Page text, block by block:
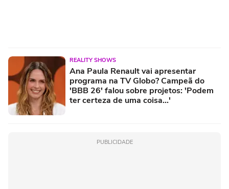
REALITY SHOWS
Ana Paula Renault vai apresentar
programa na TV Globo? Campeã do
'BBB 26' falou sobre projetos: 'Podem
ter certeza de uma coisa...'
PUBLICIDADE